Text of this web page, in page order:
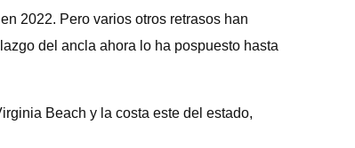
2022. Pero varios otros retrasos han
del ancla ahora lo ha pospuesto hasta
Beach y la costa este del estado,